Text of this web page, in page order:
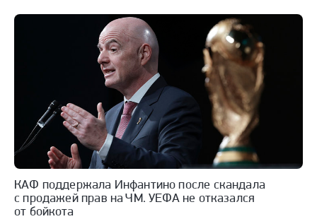
КАФ поддержала Инфантино после скандала
с продажей прав на ЧМ. УЕФА не отказался
от бойкота